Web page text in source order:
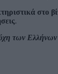
στο
.
των Ελλήνων